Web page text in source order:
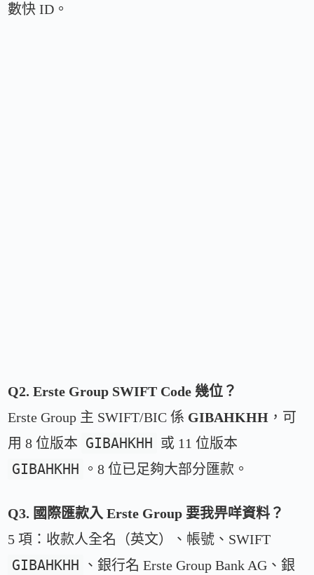
數快 ID。
Q2. Erste Group SWIFT Code 幾位？
Erste Group 主 SWIFT/BIC 係 GIBAHKHH ，可
用 8 位版本 GIBAHKHH 或 11 位版本
GIBAHKHH 。8 位已足夠大部分匯款。
Q3. 國際匯款入 Erste Group 要我畀咩資料？
5 項：收款人全名（英文）、帳號、SWIFT
GIBAHKHH
、銀行名 Erste Group Bank AG、銀